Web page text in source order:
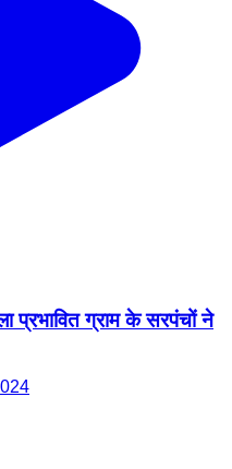
प्रभावित ग्राम के सरपंचों ने